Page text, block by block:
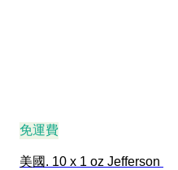
免運費
美國. 10 x 1 oz Jefferson